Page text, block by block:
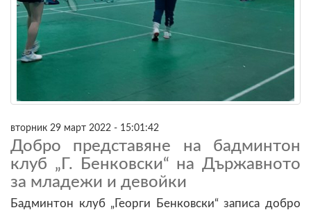
вторник 29 март 2022 - 15:01:42
Добро представяне на бадминтон
клуб „Г. Бенковски“ на Държавното
за младежи и девойки
Бадминтон клуб „Георги Бенковски“ записа добро